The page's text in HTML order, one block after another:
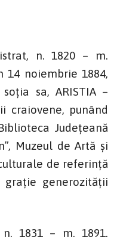
n. 1820 – m.
14 noiembrie 1884,
sa, ARISTIA –
craiovene, punând
Județeană
Muzeul de Artă și
de referință
grație generozității
n. 1831 – m. 1891.